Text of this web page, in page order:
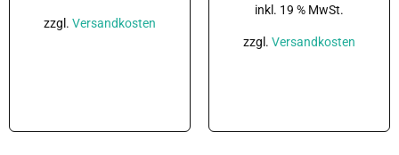
zzgl. Versandkosten
inkl. 19 % MwSt.
zzgl. Versandkosten